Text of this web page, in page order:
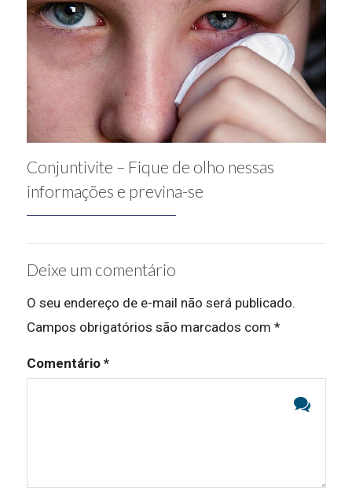
Conjuntivite – Fique de olho nessas
informações e previna-se
Deixe um comentário
O seu endereço de e-mail não será publicado.
Campos obrigatórios são marcados com *
Comentário *